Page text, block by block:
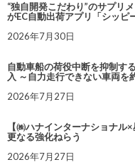
“独自開発こだわり”のサプリ
がEC自動出荷アプリ「シッピ
2026年7月30日
自動車船の荷役中断を抑制す
入 ～自力走行できない車両を
2026年7月27日
【㈱ハナインターナショナ
更なる強化ねらう
2026年7月27日